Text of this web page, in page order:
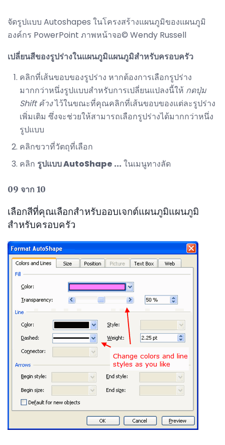
จัดรูปแบบ Autoshapes ในโครงสร้างแผนภูมิของแผนภูมิ
องค์กร PowerPoint ภาพหน้าจอ© Wendy Russell
เปลี่ยนสีของรูปร่างในแผนภูมิแผนภูมิสำหรับครอบครัว
คลิกที่เส้นขอบของรูปร่าง หากต้องการเลือกรูปร่าง
มากกว่าหนึ่งรูปแบบสำหรับการเปลี่ยนแปลงนี้ให้ กดปุ่ม
Shift ค้างไว้ในขณะที่คุณคลิกที่เส้นขอบของแต่ละรูปร่าง
เพิ่มเติม ซึ่งจะช่วยให้สามารถเลือกรูปร่างได้มากกว่าหนึ่ง
รูปแบบ
คลิกขวาที่วัตถุที่เลือก
คลิก รูปแบบ AutoShape ... ในเมนูทางลัด
09 จาก 10
เลือกสีที่คุณเลือกสำหรับออบเจกต์แผนภูมิแผนภูมิ
สำหรับครอบครัว